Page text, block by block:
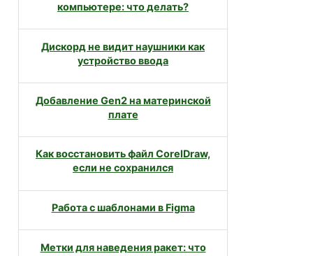
компьютере: что делать?
Дискорд не видит наушники как
устройство ввода
Добавление Gen2 на материнской
плате
Как восстановить файл CorelDraw,
если не сохранился
Работа с шаблонами в Figma
Метки для наведения ракет: что